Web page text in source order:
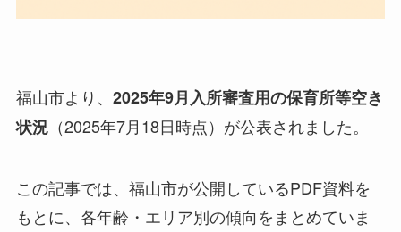
福山市より、 2025年9月入所審査用の保育所等空き
状況（2025年7月18日時点）が公表されました。
この記事では、福山市が公開しているPDF資料を
もとに、各年齢・エリア別の傾向をまとめていま